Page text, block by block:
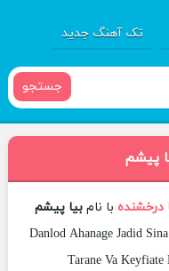
تک آهنگ جدید
جستجو
پیشم
درخشنده با نام بیا پیشم
Danlod Ahanage Jadid
Tarane Va